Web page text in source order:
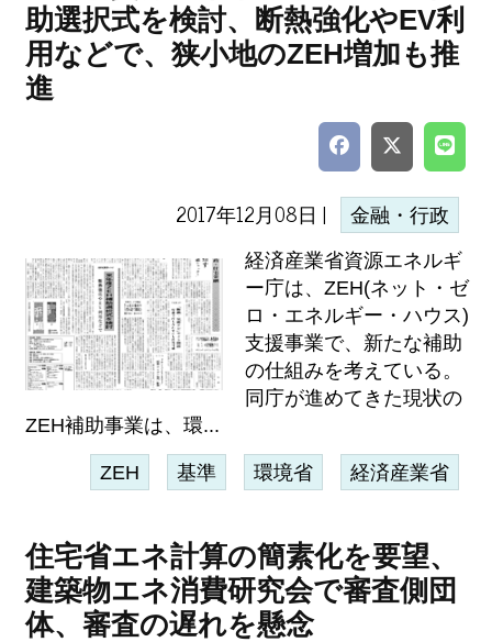
助選択式を検討、断熱強化やEV利
用などで、狭小地のZEH増加も推
進
2017年12月08日 | 金融・行政
経済産業省資源エネルギ
ー庁は、ZEH(ネット・ゼ
ロ・エネルギー・ハウス)
支援事業で、新たな補助
の仕組みを考えている。
同庁が進めてきた現状の
ZEH補助事業は、環...
ZEH 基準 環境省 経済産業省
住宅省エネ計算の簡素化を要望、
建築物エネ消費研究会で審査側団
体、審査の遅れを懸念